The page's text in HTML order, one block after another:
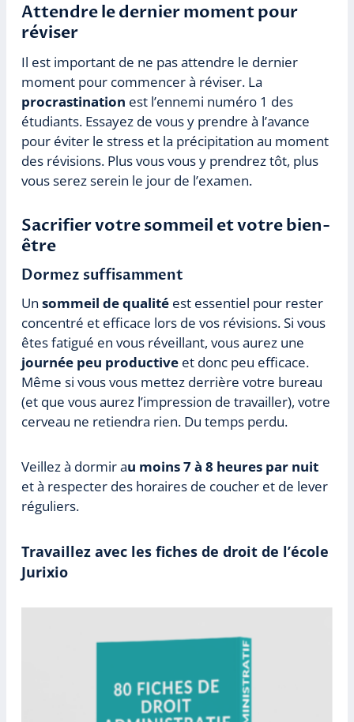
Attendre le dernier moment pour
réviser
Il est important de ne pas attendre le dernier
moment pour commencer à réviser. La
procrastination est l’ennemi numéro 1 des
étudiants. Essayez de vous y prendre à l’avance
pour éviter le stress et la précipitation au moment
des révisions. Plus vous vous y prendrez tôt, plus
vous serez serein le jour de l’examen.
Sacrifier votre sommeil et votre bien-
être
Dormez suffisamment
Unsommeil de qualité est essentiel pour rester
concentré et efficace lors de vos révisions. Si vous
êtes fatigué en vous réveillant, vous aurez une
journée peu productive et donc peu efficace.
Même si vous vous mettez derrière votre bureau
(et que vous aurez l’impression de travailler), votre
cerveau ne retiendra rien. Du temps perdu.
Veillez à dormir au moins 7 à 8 heures par nuit
et à respecter des horaires de coucher et de lever
réguliers.
Travaillez avec les fiches de droit de l’école
Jurixio